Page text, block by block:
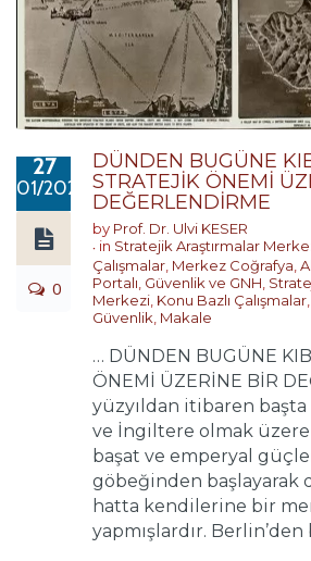
27
01/2020
0
DÜNDEN BUGÜNE
STRATEJİK ÖNEMİ
DEĞERLENDİRME
by Prof. Dr. Ulvi KESER
in Stratejik Araştırmalar
Çalışmalar Merkez Coğrafya
Portalı Güvenlik ve GNH
Merkezi Konu Bazlı Çalışmalar
Güvenlik Makale
… DÜNDEN BUGÜNE
ÖNEMİ ÜZERİNE BİR
yüzyıldan itibaren başta
ve İngiltere olmak üzere
başat ve emperyal
göbeğinden başlayarak
hatta kendilerine bir
yapmışlardır. Berlin’den